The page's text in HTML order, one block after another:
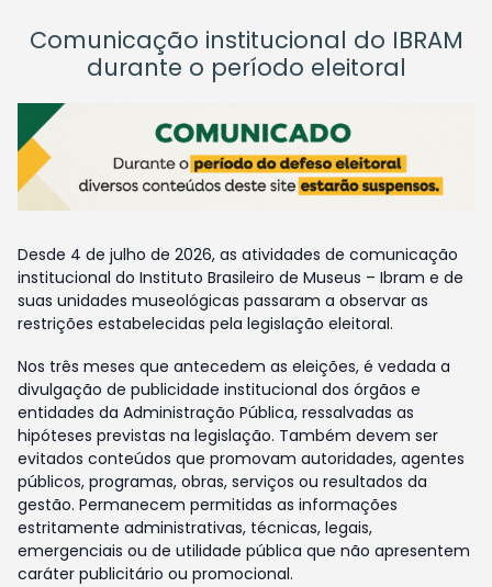
Comunicação institucional do IBRAM
durante o período eleitoral
Desde 4 de julho de 2026, as atividades de comunicação
institucional do Instituto Brasileiro de Museus – Ibram e de
suas unidades museológicas passaram a observar as
restrições estabelecidas pela legislação eleitoral.
Nos três meses que antecedem as eleições, é vedada a
divulgação de publicidade institucional dos órgãos e
entidades da Administração Pública, ressalvadas as
hipóteses previstas na legislação. Também devem ser
evitados conteúdos que promovam autoridades, agentes
públicos, programas, obras, serviços ou resultados da
gestão. Permanecem permitidas as informações
estritamente administrativas, técnicas, legais,
emergenciais ou de utilidade pública que não apresentem
caráter publicitário ou promocional.